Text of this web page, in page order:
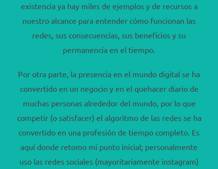
existencia ya hay miles de ejemplos y de recursos a
nuestro alcance para entender cómo funcionan las
redes, sus consecuencias, sus beneficios y su
permanencia en el tiempo.
Por otra parte, la presencia en el mundo digital se ha
convertido en un negocio y en el quehacer diario de
muchas personas alrededor del mundo, por lo que
competir (o satisfacer) el algoritmo de las redes se ha
convertido en una profesión de tiempo completo. Es
aquí donde retomo mi punto inicial; personalmente
uso las redes sociales (mayoritariamente instagram)